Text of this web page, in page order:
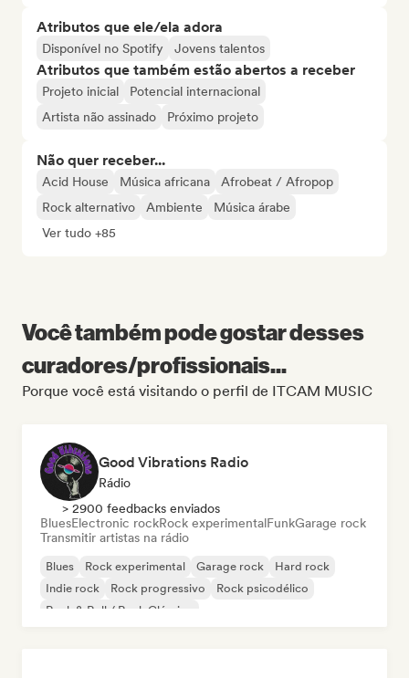
Atributos que ele/ela adora
Disponível no Spotify Jovens talentos
Atributos que também estão abertos a receber
Projeto inicial
Potencial internacional
Artista não assinado
Próximo projeto
Não quer receber...
Acid House Música africana
Afrobeat / Afropop
Rock alternativo
Ambiente
Música árabe
Ver tudo +85
Você também pode gostar desses
curadores/profissionais...
Porque você está visitando o perfil de ITCAM MUSIC
Good Vibrations Radio
Rádio
> 2900 feedbacks enviados
BluesElectronic rockRock experimentalFunkGarage rock
Transmitir artistas na rádio
Blues Rock experimental Garage rock
Hard rock
Indie rock
Rock progressivo
Rock psicodélico
Rock & Roll / Rock Clássico